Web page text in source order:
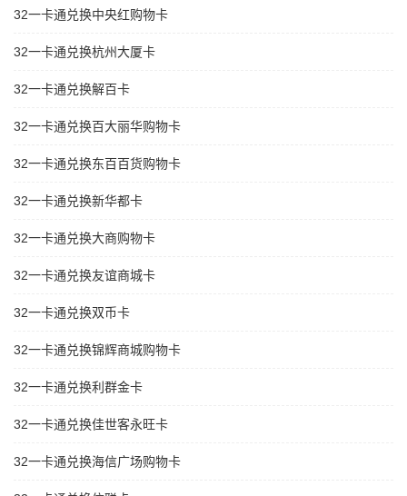
32一卡通兑换中央红购物卡
32一卡通兑换杭州大厦卡
32一卡通兑换解百卡
32一卡通兑换百大丽华购物卡
32一卡通兑换东百百货购物卡
32一卡通兑换新华都卡
32一卡通兑换大商购物卡
32一卡通兑换友谊商城卡
32一卡通兑换双币卡
32一卡通兑换锦辉商城购物卡
32一卡通兑换利群金卡
32一卡通兑换佳世客永旺卡
32一卡通兑换海信广场购物卡